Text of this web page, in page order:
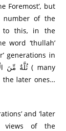
Foremost’, but
number of the
to this, in the
word ‘thullah’
generations in
the later ones…
and ‘later
views of the